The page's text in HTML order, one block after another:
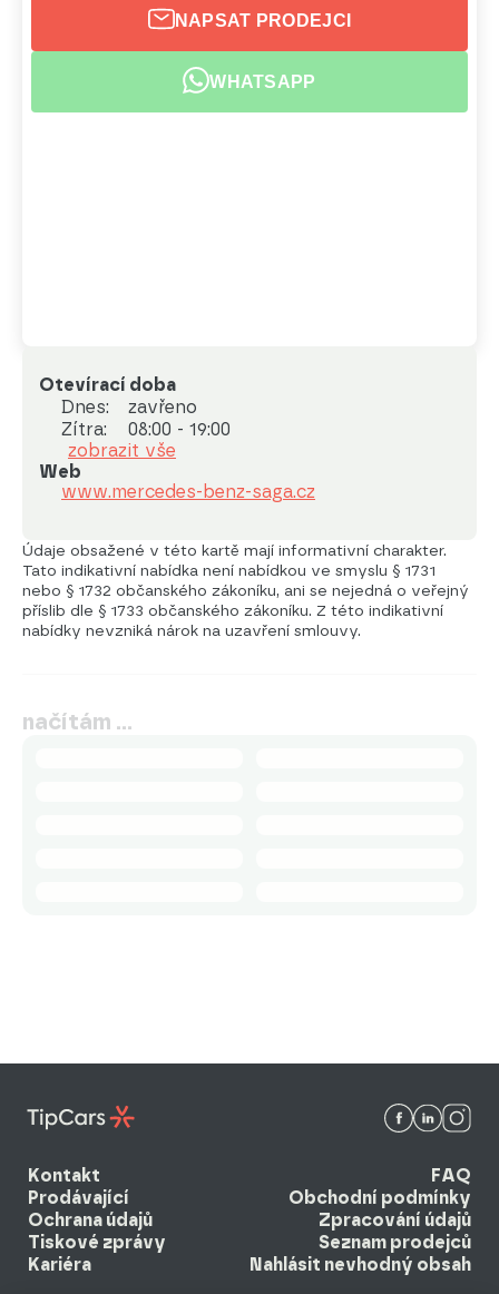
NAPSAT PRODEJCI
WHATSAPP
Otevírací doba
Dnes:
zavřeno
Zítra:
08:00 - 19:00
zobrazit vše
Web
www.mercedes-benz-saga.cz
Údaje obsažené v této kartě mají informativní charakter.
Tato indikativní nabídka není nabídkou ve smyslu § 1731
nebo § 1732 občanského zákoníku, ani se nejedná o veřejný
příslib dle § 1733 občanského zákoníku. Z této indikativní
nabídky nevzniká nárok na uzavření smlouvy.
načítám …
Kontakt
FAQ
Prodávající
Obchodní podmínky
Ochrana údajů
Zpracování údajů
Tiskové zprávy
Seznam prodejců
Kariéra
Nahlásit nevhodný obsah